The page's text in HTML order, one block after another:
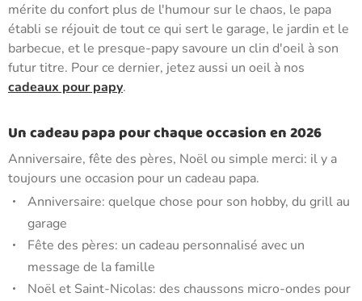
mérite du confort plus de l'humour sur le chaos, le papa
établi se réjouit de tout ce qui sert le garage, le jardin et le
barbecue, et le presque-papy savoure un clin d'oeil à son
futur titre. Pour ce dernier, jetez aussi un oeil à nos
cadeaux pour papy.
Un cadeau papa pour chaque occasion en 2026
Anniversaire, fête des pères, Noël ou simple merci: il y a
toujours une occasion pour un cadeau papa.
Anniversaire: quelque chose pour son hobby, du grill au
garage
Fête des pères: un cadeau personnalisé avec un
message de la famille
Noël et Saint-Nicolas: des chaussons micro-ondes pour